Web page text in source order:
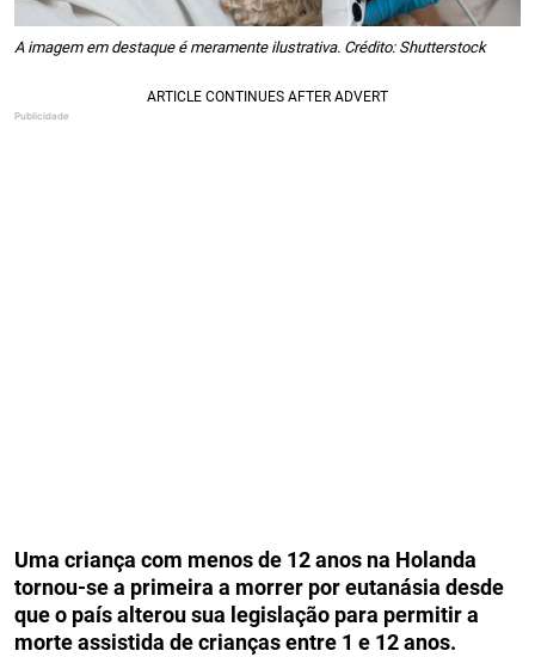
A imagem em destaque é meramente ilustrativa. Crédito: Shutterstock
Uma criança com menos de 12 anos na Holanda
tornou-se a primeira a morrer por eutanásia desde
que o país alterou sua legislação para permitir a
morte assistida de crianças entre 1 e 12 anos.